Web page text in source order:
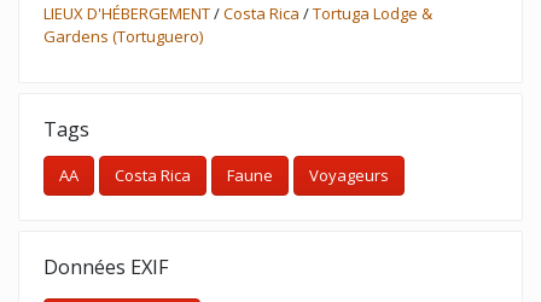
LIEUX D'HÉBERGEMENT/Costa Rica /Tortuga Lodge &
Gardens (Tortuguero)
Tags
AA Costa Rica Faune Voyageurs
Données EXIF